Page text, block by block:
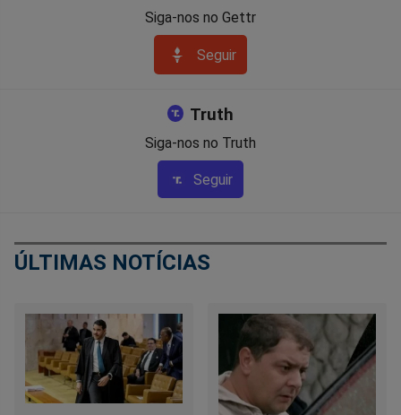
Siga-nos no Gettr
Seguir
Truth
Siga-nos no Truth
Seguir
ÚLTIMAS NOTÍCIAS